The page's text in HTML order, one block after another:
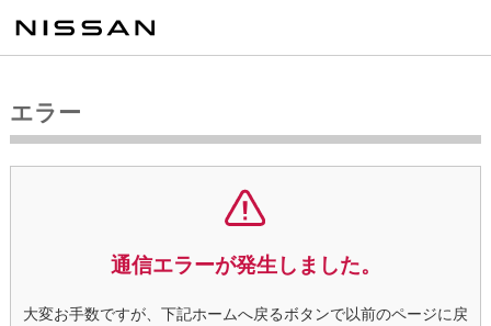
エラー
通信エラーが発生しました。
大変お手数ですが、下記ホームへ戻るボタンで以前のページに戻